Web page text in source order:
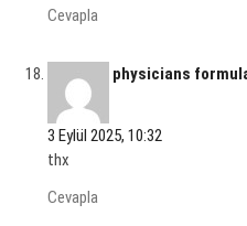
Cevapla
physicians
3 Eylül 2025, 10:32
thx
Cevapla